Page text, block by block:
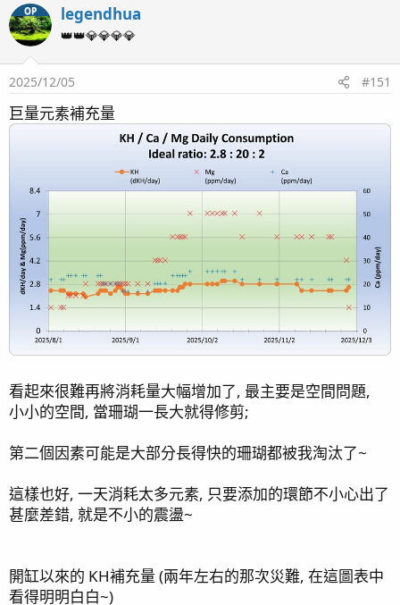
仍舊是超標狀態, 可能對生物沒有太大影響, 暫時不管了(似乎
也沒法管).
後面新增的是多的微量元素測項
RODI
5. 微量元素
i) 上次碘超標太多, RedSea Color A (I補充液) 也停了兩個月,
這次數據有下降了~
ii) Sr 上次也太多, 雖然有減量, 還是偏高, 繼續減量
iii) 微量金屬, 一樣是過量與不足都在同一罐 RedSea Color C,
加也不是, 不加也不是~~~
(我有點相信紅海的海水素有搭配自己的微量元素補充液設計)
iv) Ba(鋇) Li(鋰)
仍舊是超標狀態, 可能對生物沒有太大影響, 暫時不管了(似乎
缸內生物狀態:
OP legendhua
👑👑💎💎💎💎
2025/12/05 #151
巨量元素補充量
看起來很難再將消耗量大幅增加了, 最主要是空間問題,
小小的空間, 當珊瑚一長大就得修剪;
第二個因素可能是大部分長得快的珊瑚都被我淘汰了~
這樣也好, 一天消耗太多元素, 只要添加的環節不小心出了
甚麼差錯, 就是不小的震盪~
開缸以來的 KH補充量 (兩年左右的那次災難, 在這圖表中
看得明明白白~)